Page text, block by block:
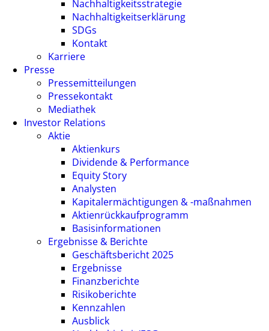
Nachhaltigkeitsstrategie
Nachhaltigkeitserklärung
SDGs
Kontakt
Karriere
Presse
Pressemitteilungen
Pressekontakt
Mediathek
Investor Relations
Aktie
Aktienkurs
Dividende & Performance
Equity Story
Analysten
Kapitalermächtigungen & -maßnahmen
Aktienrückkaufprogramm
Basisinformationen
Ergebnisse & Berichte
Geschäftsbericht 2025
Ergebnisse
Finanzberichte
Risikoberichte
Kennzahlen
Ausblick